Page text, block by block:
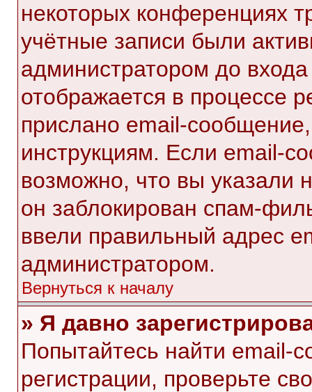
некоторых конференциях
учётные записи были
администратором до
отображается в процессе
прислано email-
инструкциям. Если email-
возможно, что вы указали
он заблокирован спам-
ввели правильный адрес
администратором.
Вернуться к началу
» Я давно
Попытайтесь найти email-
регистрации, проверьте